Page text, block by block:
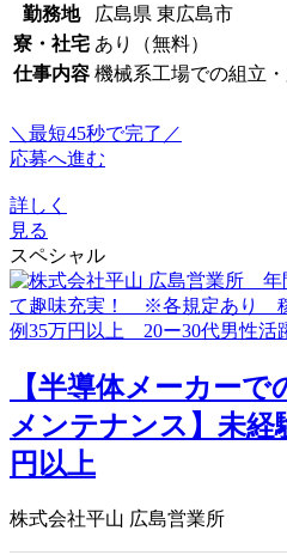
勤務地
広島県 東広島市
寮・社宅 あり（無料）
仕事内容 機械系工場での組立
＼最短45秒で完了／
応募へ進む
詳しく
見る
スペシャル
【半導体メーカーで
メンテナンス】未経
円以上
株式会社平山 広島営業所